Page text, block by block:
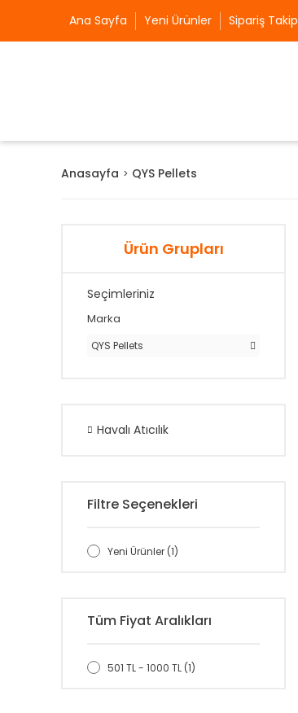
Ana Sayfa Yeni Ürünler Sipariş Takip
Anasayfa QYS Pellets
Ürün Grupları
Seçimleriniz
Marka
QYS Pellets
Havalı Atıcılık
Filtre Seçenekleri
Yeni Ürünler (1)
Tüm Fiyat Aralıkları
501 TL - 1000 TL (1)